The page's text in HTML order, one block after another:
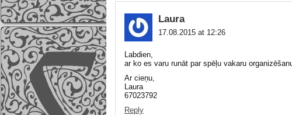
Laura
17.08.2015 at 12:26
Labdien,
ar ko es varu runāt par spēļu vakaru
Ar cieņu,
Laura
67023792
Reply